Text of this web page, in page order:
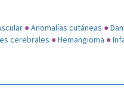
●Anomalías cutáneas ●
cerebrales ●Hemangioma ●